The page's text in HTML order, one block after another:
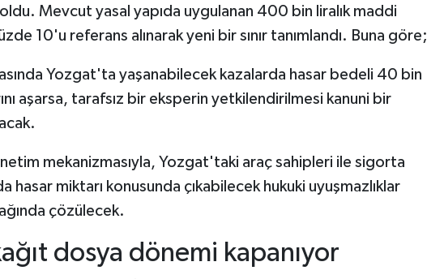
Mevcut yasal yapıda uygulanan 400 bin liralık maddi
10'u referans alınarak yeni bir sınır tanımlandı. Buna göre;
Yozgat'ta yaşanabilecek kazalarda hasar bedeli 40 bin
aşarsa, tarafsız bir eksperin yetkilendirilmesi kanuni bir
mekanizmasıyla, Yozgat'taki araç sahipleri ile sigorta
hasar miktarı konusunda çıkabilecek hukuki uyuşmazlıklar
çözülecek.
dosya dönemi kapanıyor